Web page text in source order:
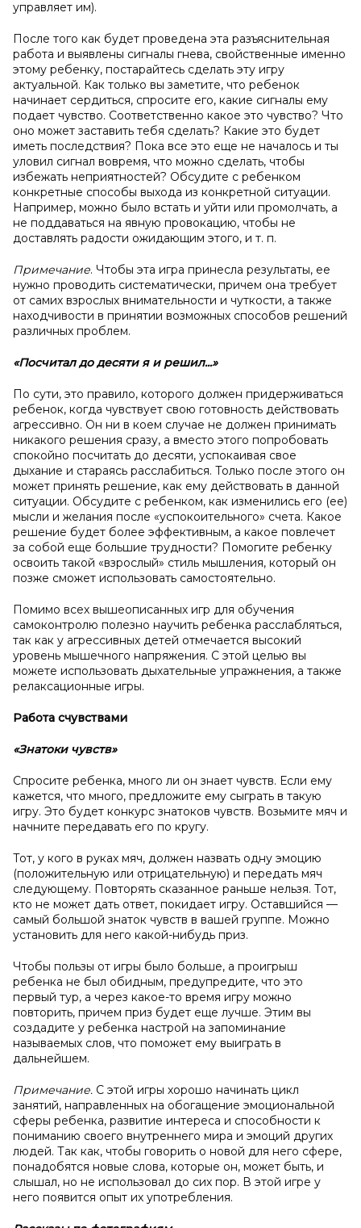
управляет им).
После того как будет проведена эта разъяснительная
работа и выявлены сигналы гнева, свойственные именно
этому ребенку, постарайтесь сделать эту игру
актуальной. Как только вы заметите, что ребенок
начинает сердиться, спросите его, какие сигналы ему
подает чувство. Соответственно какое это чувство? Что
оно может заставить тебя сделать? Какие это будет
иметь последствия? Пока все это еще не началось и ты
уловил сигнал вовремя, что можно сделать, чтобы
избежать неприятностей? Обсудите с ребенком
конкретные способы выхода из конкретной ситуации.
Например, можно было встать и уйти или промолчать, а
не поддаваться на явную провокацию, чтобы не
доставлять радости ожидающим этого, и т. п.
Примечание. Чтобы эта игра принесла результаты, ее
нужно проводить систематически, причем она требует
от самих взрослых внимательности и чуткости, а также
находчивости в принятии возможных способов решений
различных проблем.
«Посчитал до десяти я и решил...»
По сути, это правило, которого должен придерживаться
ребенок, когда чувствует свою готовность действовать
агрессивно. Он ни в коем случае не должен принимать
никакого решения сразу, а вместо этого попробовать
спокойно посчитать до десяти, успокаивая свое
дыхание и стараясь расслабиться. Только после этого он
может принять решение, как ему действовать в данной
ситуации. Обсудите с ребенком, как изменились его (ее)
мысли и желания после «успокоительного» счета. Какое
решение будет более эффективным, а какое повлечет
за собой еще большие трудности? Помогите ребенку
освоить такой «взрослый» стиль мышления, который он
позже сможет использовать самостоятельно.
Помимо всех вышеописанных игр для обучения
самоконтролю полезно научить ребенка расслабляться,
так как у агрессивных детей отмечается высокий
уровень мышечного напряжения. С этой целью вы
можете использовать дыхательные упражнения, а также
релаксационные игры.
Работа счувствами
«Знатоки чувств»
Спросите ребенка, много ли он знает чувств. Если ему
кажется, что много, предложите ему сыграть в такую
игру. Это будет конкурс знатоков чувств. Возьмите мяч и
начните передавать его по кругу.
Тот, у кого в руках мяч, должен назвать одну эмоцию
(положительную или отрицательную) и передать мяч
следующему. Повторять сказанное раньше нельзя. Тот,
кто не может дать ответ, покидает игру. Оставшийся —
самый большой знаток чувств в вашей группе. Можно
установить для него какой-нибудь приз.
Чтобы пользы от игры было больше, а проигрыш
ребенка не был обидным, предупредите, что это
первый тур, а через какое-то время игру можно
повторить, причем приз будет еще лучше. Этим вы
создадите у ребенка настрой на запоминание
называемых слов, что поможет ему выиграть в
дальнейшем.
Примечание. С этой игры хорошо начинать цикл
занятий, направленных на обогащение эмоциональной
сферы ребенка, развитие интереса и способности к
пониманию своего внутреннего мира и эмоций других
людей. Так как, чтобы говорить о новой для него сфере,
понадобятся новые слова, которые он, может быть, и
слышал, но не использовал до сих пор. В этой игре у
него появится опыт их употребления.